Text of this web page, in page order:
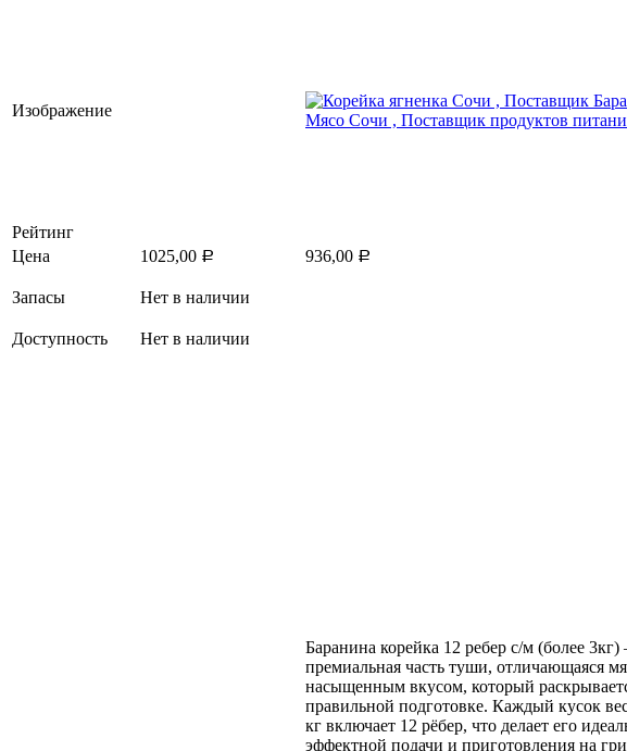
Изображение
Рейтинг
Цена
1025,00 Р 936,00 Р
Запасы Нет в наличии
Доступность Нет в наличии
Баранина корейка 12 ребер с/м (более 3кг)
премиальная часть туши, отличающаяся
насыщенным вкусом, который
правильной подготовке. Каждый кусок
кг включает 12 рёбер, что делает его
эффектной подачи и приготовления на